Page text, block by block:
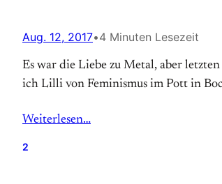
Aug. 12, 2017•4 Minuten Lesezeit
Es war die Liebe zu Metal, aber
ich Lilli von Feminismus im Pott in
Weiterlesen…
2